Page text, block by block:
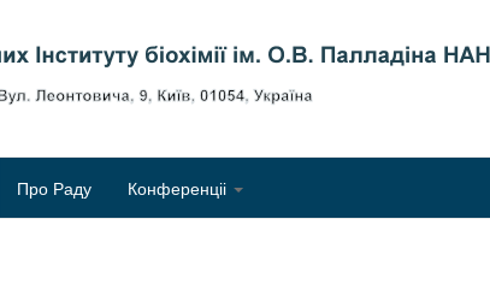
Про Раду Конференціі